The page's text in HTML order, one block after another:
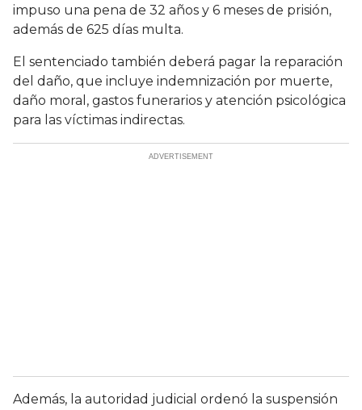
impuso una pena de 32 años y 6 meses de prisión,
además de 625 días multa.
El sentenciado también deberá pagar la reparación
del daño, que incluye indemnización por muerte,
daño moral, gastos funerarios y atención psicológica
para las víctimas indirectas.
Además, la autoridad judicial ordenó la suspensión